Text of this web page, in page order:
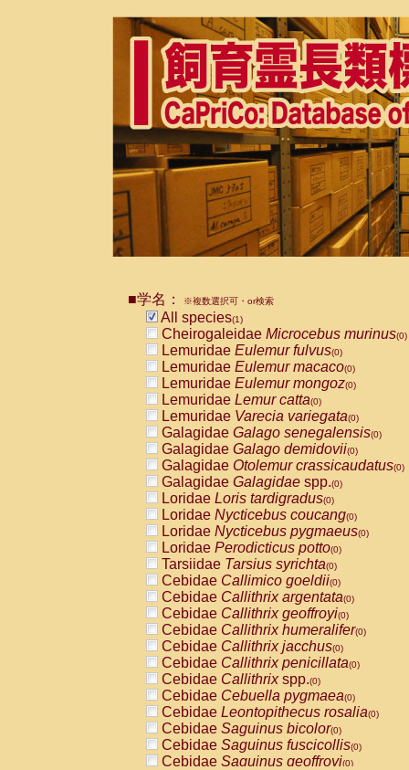
■学名： ※複数選択可・or検索
All species(1)
Cheirogaleidae Microcebus murinus(0)
Lemuridae Eulemur fulvus(0)
Lemuridae Eulemur macaco(0)
Lemuridae Eulemur mongoz(0)
Lemuridae Lemur catta(0)
Lemuridae Varecia variegata(0)
Galagidae Galago senegalensis(0)
Galagidae Galago demidovii(0)
Galagidae Otolemur crassicaudatus(0)
Galagidae Galagidae spp.(0)
Loridae Loris tardigradus(0)
Loridae Nycticebus coucang(0)
Loridae Nycticebus pygmaeus(0)
Loridae Perodicticus potto(0)
Tarsiidae Tarsius syrichta(0)
Cebidae Callimico goeldii(0)
Cebidae Callithrix argentata(0)
Cebidae Callithrix geoffroyi(0)
Cebidae Callithrix humeralifer(0)
Cebidae Callithrix jacchus(0)
Cebidae Callithrix penicillata(0)
Cebidae Callithrixspp.(0)
Cebidae Cebuella pygmaea(0)
Cebidae Leontopithecus rosalia(0)
Cebidae Saguinus bicolor(0)
Cebidae Saguinus fuscicollis(0)
Cebidae Saguinus geoffroyi(0)